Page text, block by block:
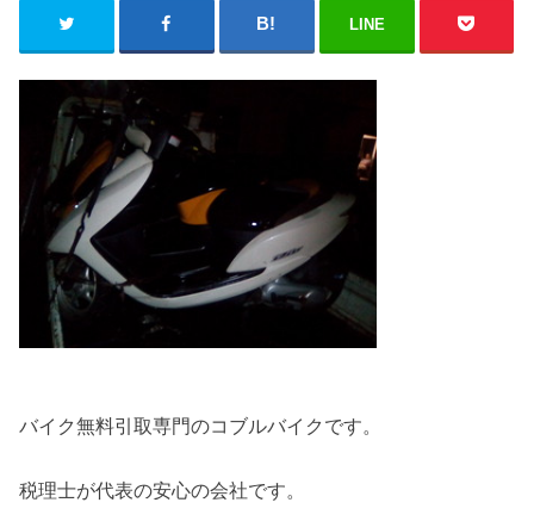
LINE
バイク無料引取専門のコブルバイクです。
税理士が代表の安心の会社です。